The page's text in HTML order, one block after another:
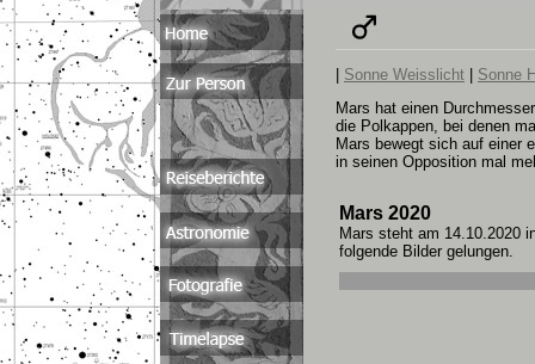
Sonne Weisslicht
Sonne
Mars hat einen
die Polkappen, bei denen
Mars bewegt sich auf einer
in seinen Opposition mal
Mars 2020
Mars steht am 14.10.2020
folgende Bilder gelungen.